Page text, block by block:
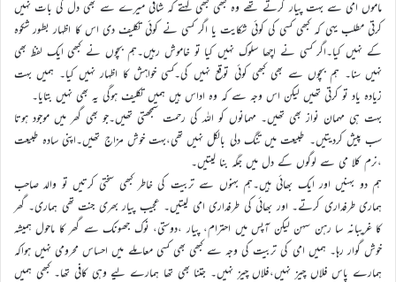
ماموں امی سے بہت پیار کرتے تھے وہ کبھی کبھی کہتے کہ شافی میرے سے بھی دل کی بات نہیں
کرتی مطلب یہی کہ کبھی کسی کی کوئی شکایت یا اگر کسی نے کوئی تکلیف دی اس کا اظہار بطور شکوہ
کے نہیں کیا۔اگر کسی نے اچھا سلوک نہیں کیا تو خاموش رہیں۔ہم بچوں نے کبھی ایک لفظ بھی
نہیں سنا۔ ہم بچوں سے بھی کبھی کوئی توقع نہیں کی۔کسی خواہش کا اظہار نہیں کیا۔ ہمیں بہت
زیادہ یاد تو کرتی تھیں لیکن اس وجہ سے کہ وہ اداس ہیں ہمیں تکلیف ہوگی یہ بھی نہیں بتایا۔
بہت ہی مہمان نواز بھی تھیں۔ مہمانوں کو اللہ کی رحمت سمجھتی تھیں۔جو بھی گھر میں موجود ہوتا
سب پیش کردیتیں۔ طبیعت میں تنگ دلی بالکل نہیں تھی،بہت خوش مزاج تھیں۔اپنی سادہ طبیعت
،نرم کلا می سے لوگوں کے دل میں جگہ بنا لیتیں۔
ہم دو بہنیں اور ایک بھائی ہیں۔ہم بہنوں سے تربیت کی خاطر کبھی سختی کرتیں تو والد صاحب
ہماری طرفداری کرتے۔ اور بھائی کی طرفداری امی لیتیں۔ عجیب پیار بھری جنت تھی ہماری۔ گھر
کا غریبانہ سا رہن سہن لیکن آپس میں احترام، پیار ،دوستی، نوک جھونک سے گھر کا ماحول ہمیشہ
خوش گوار رہا۔ ہمیں امی کی تربیت کی وجہ سے کبھی بھی کسی معاملے میں احساس محرومی نہیں ہواکہ
ہمارے پاس فلاں چیز نہیں،فلاں چیز نہیں۔ جتنا بھی تھا ہمارے لیے وہی کافی تھا۔ کبھی ہمیں